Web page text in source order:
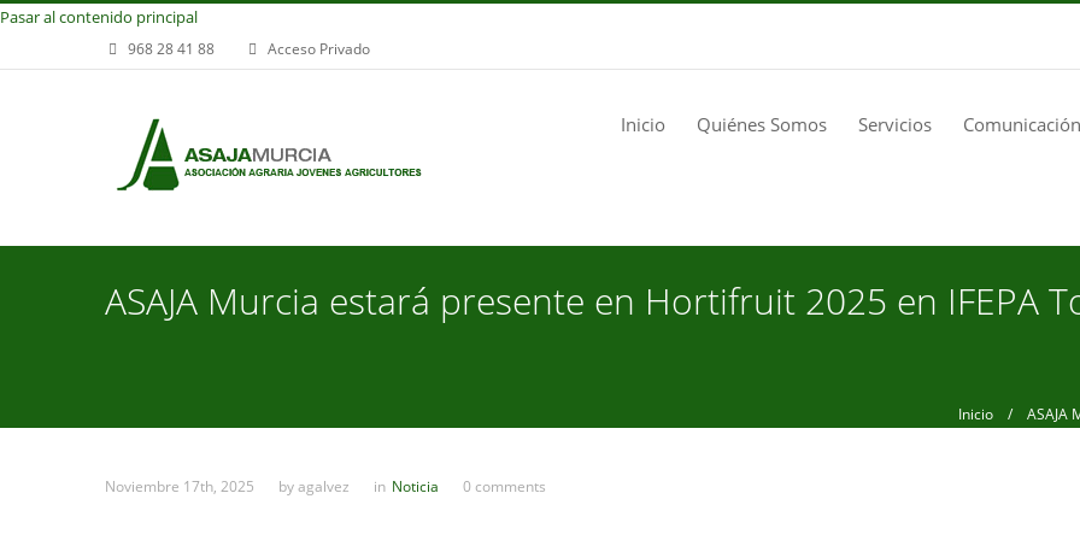
Pasar al contenido principal
968 28 41 88 Acceso Privado
Inicio Quiénes Somos Servicios
ASAJA Murcia estará presente en Hortifruit 2025 en IFEPA
Inicio / ASAJA
Noviembre 17th, 2025 byagalvez in Noticia 0 comments